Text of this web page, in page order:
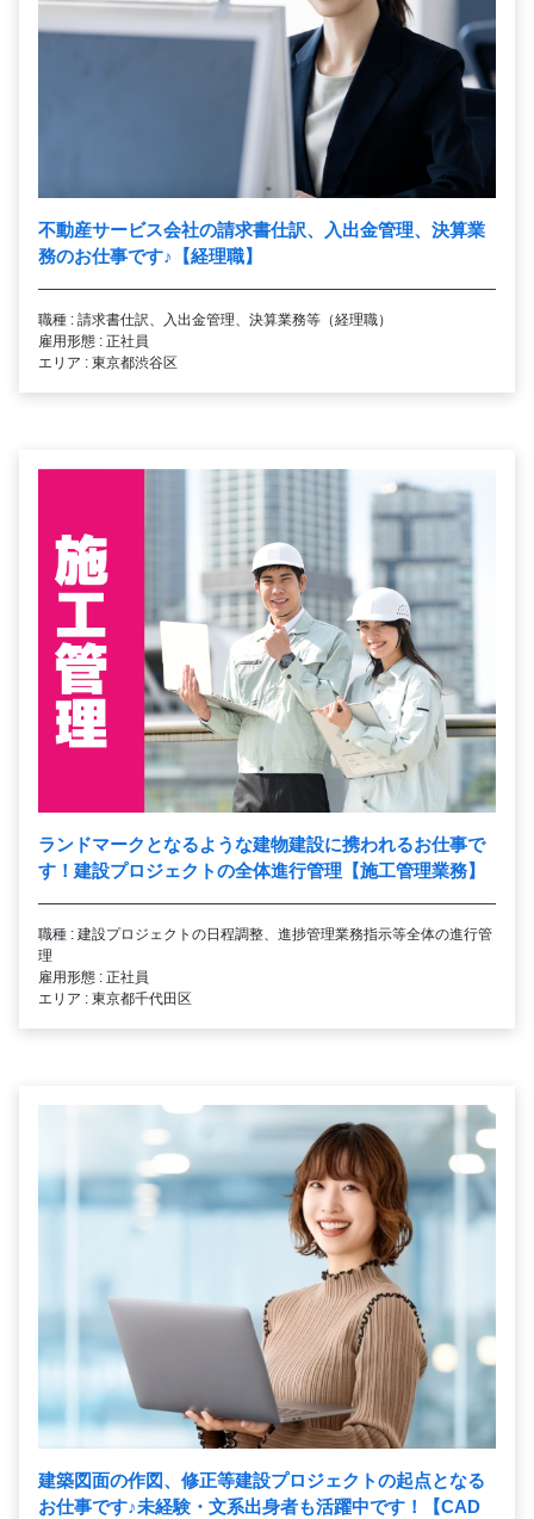
不動産サービス会社の請求書仕訳、入出金管理、決算業
務のお仕事です♪ 【経理職】
職種 : 請求書仕訳、入出金管理、決算業務等（経理職）
雇用形態 : 正社員
エリア : 東京都渋谷区
ランドマークとなるような建物建設に携われるお仕事で
す！建設プロジェクトの全体進行管理【施工管理業務】
職種 : 建設プロジェクトの日程調整、進捗管理業務指示等全体の進行管
理
雇用形態 : 正社員
エリア : 東京都千代田区
建築図面の作図、修正等建設プロジェクトの起点となる
お仕事です♪未経験・文系出身者も活躍中です！【CAD